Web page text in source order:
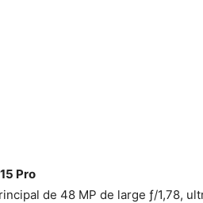
Pro
de 48 MP de large ƒ/1,78,